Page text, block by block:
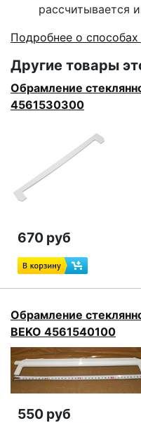
рассчитывается
Подробнее о способах
Другие товары
Обрамление
4561530300
670 руб
Обрамление
BEKO 4561540100
550 руб